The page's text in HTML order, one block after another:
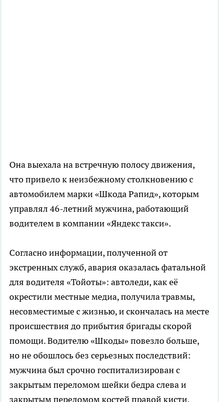
Она выехала на встречную полосу движения,
что привело к неизбежному столкновению с
автомобилем марки «Шкода Рапид», которым
управлял 46-летний мужчина, работающий
водителем в компании «Яндекс такси».
Согласно информации, полученной от
экстренных служб, авария оказалась фатальной
для водителя «Тойоты»: автоледи, как её
окрестили местные медиа, получила травмы,
несовместимые с жизнью, и скончалась на месте
происшествия до прибытия бригады скорой
помощи. Водителю «Шкоды» повезло больше,
но не обошлось без серьезных последствий:
мужчина был срочно госпитализирован с
закрытым переломом шейки бедра слева и
закрытым переломом костей правой кисти.